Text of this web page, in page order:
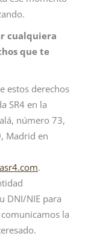
cualquiera
que te
estos derechos
SR4 en la
número 73,
Madrid en
.
DNI/NIE para
la